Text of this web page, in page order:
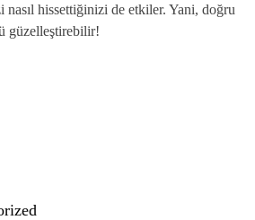
nasıl hissettiğinizi de etkiler. Yani, doğru
güzelleştirebilir!